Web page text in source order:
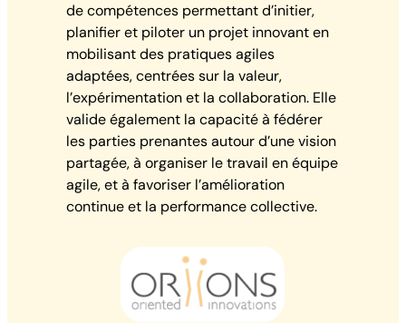
de compétences permettant d’initier,
planifier et piloter un projet innovant en
mobilisant des pratiques agiles
adaptées, centrées sur la valeur,
l’expérimentation et la collaboration. Elle
valide également la capacité à fédérer
les parties prenantes autour d’une vision
partagée, à organiser le travail en équipe
agile, et à favoriser l’amélioration
continue et la performance collective.